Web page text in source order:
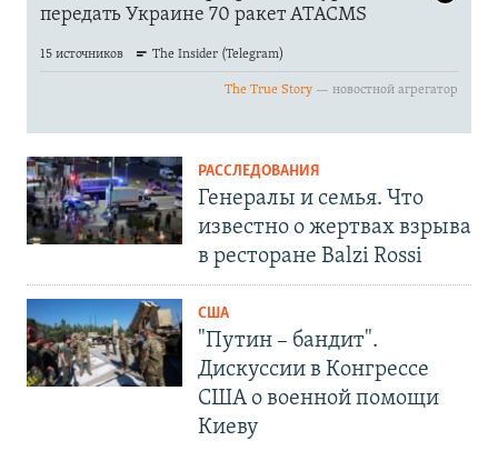
РАССЛЕДОВАНИЯ
Генералы и семья. Что
известно о жертвах взрыва
в ресторане Balzi Rossi
США
"Путин – бандит".
Дискуссии в Конгрессе
США о военной помощи
Киеву